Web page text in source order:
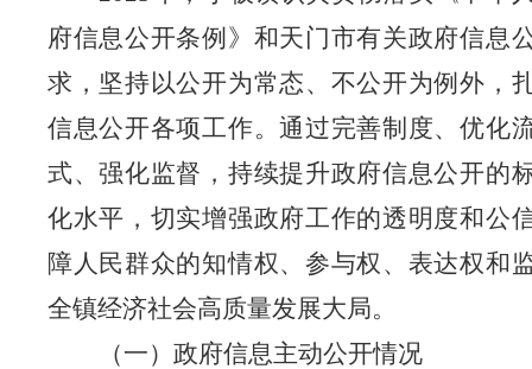
府信息公开条例》和天门市有关政府信息
求，坚持以公开为常态、不公开为例外，
信息公开各项工作。通过完善制度、优化
式、强化监督，持续提升政府信息公开的
化水平，切实增强政府工作的透明度和公
障人民群众的知情权、参与权、表达权和
全镇经济社会高质量发展大局。
（一）政府信息主动公开情况